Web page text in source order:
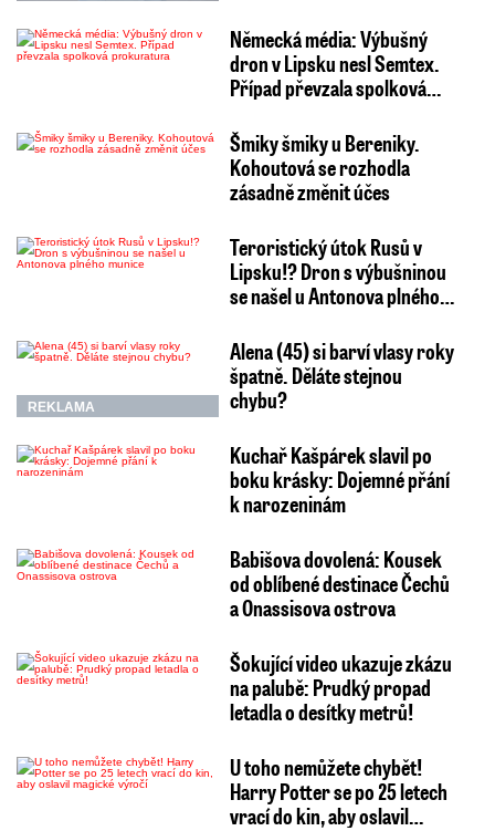
Německá média: Výbušný
dron v Lipsku nesl Semtex.
Případ převzala spolková…
Šmiky šmiky u Bereniky.
Kohoutová se rozhodla
zásadně změnit účes
Teroristický útok Rusů v
Lipsku!? Dron s výbušninou
se našel u Antonova plného…
REKLAMA
Alena (45) si barví vlasy roky
špatně. Děláte stejnou
chybu?
Kuchař Kašpárek slavil po
boku krásky: Dojemné přání
k narozeninám
Babišova dovolená: Kousek
od oblíbené destinace Čechů
a Onassisova ostrova
Šokující video ukazuje zkázu
na palubě: Prudký propad
letadla o desítky metrů!
U toho nemůžete chybět!
Harry Potter se po 25 letech
vrací do kin, aby oslavil…